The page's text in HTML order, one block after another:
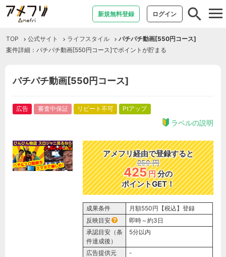
新規無料登録 ログイン
TOP 公式サイト ライフスタイル
パチパチ動画[550円コース]
案件詳細：パチパチ動画[550円コース]でポイントが貯まる
パチパチ動画[550円コース]
広告 審査中保証 リピート不可 Ptアップ
ラベルの説明
アメフリ経由で登録すると
250 円
425円分の
ポイントGET！
成果条件
月額550円【税込】登録
反映目安
即時～約3日
承認目安（条
件達成後）
5分以内
広告提供元
-